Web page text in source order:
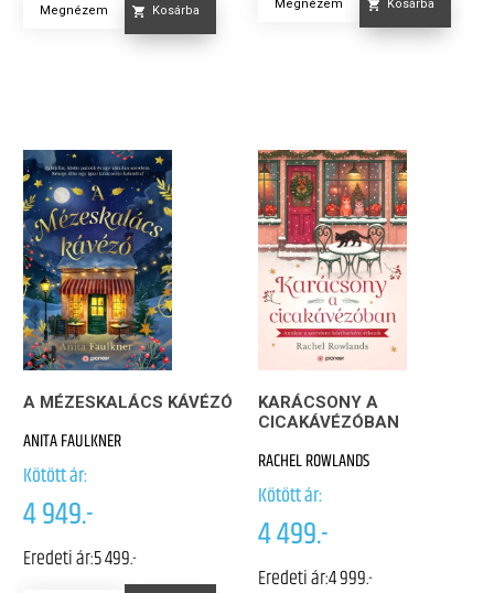
Megnézem Kosárba
Megnézem Kosárba
A MÉZESKALÁCS KÁVÉZÓ
ANITA FAULKNER
Kötött ár:
4 949.-
Eredeti ár:5 499.-
KARÁCSONY A
CICAKÁVÉZÓBAN
RACHEL ROWLANDS
Kötött ár:
4 499.-
Eredeti ár:4 999.-